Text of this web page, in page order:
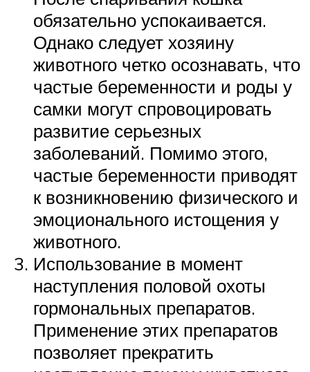
обязательно успокаивается.
Однако следует хозяину
животного четко осознавать, что
частые беременности и роды у
самки могут спровоцировать
развитие серьезных
заболеваний. Помимо этого,
частые беременности приводят
к возникновению физического и
эмоционального истощения у
животного.
Использование в момент
наступления половой охоты
гормональных препаратов.
Применение этих препаратов
позволяет прекратить